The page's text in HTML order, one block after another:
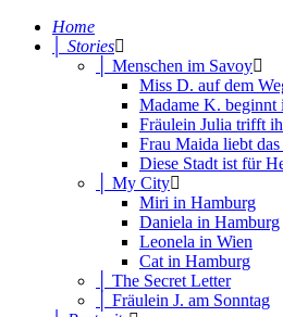
Home
│ Stories
│ Menschen im Savoy
Miss D. auf dem
Madame K. beginnt
Fräulein Julia trifft
Frau Maida liebt
Diese Stadt ist für
│ My City
Miri in Hamburg
Daniela in Hamburg
Leonela in Wien
Cat in Hamburg
│ The Secret Letter
│ Fräulein J. am Sonntag